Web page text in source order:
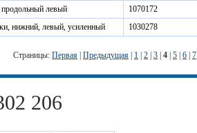
продольный левый
1070172
нижний, левый, усиленный 1030278
Страницы: Первая Предыдущая 1 2 3 4 5 6 7
206